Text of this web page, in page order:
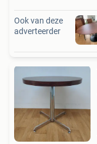
Ook van deze
adverteerder